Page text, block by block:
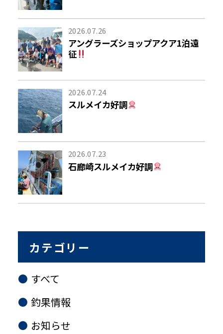
2026.07.26
アングラーズショップアクア1泊遠
征
2026.07.24
スルメイカ好調
2026.07.23
石廊崎スルメイカ好調
カテゴリー
すべて
釣果情報
お知らせ